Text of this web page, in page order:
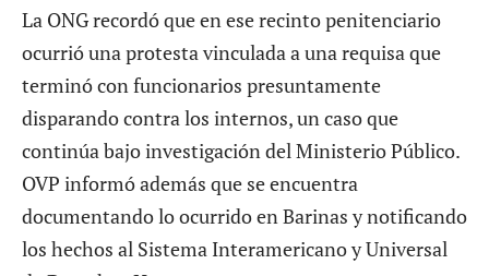
ocurrió una protesta vinculada a una requisa que
terminó con funcionarios presuntamente
disparando contra los internos, un caso que
continúa bajo investigación del Ministerio Público.
OVP informó además que se encuentra
documentando lo ocurrido en Barinas y notificando
los hechos al Sistema Interamericano y Universal
de Derechos Humanos.